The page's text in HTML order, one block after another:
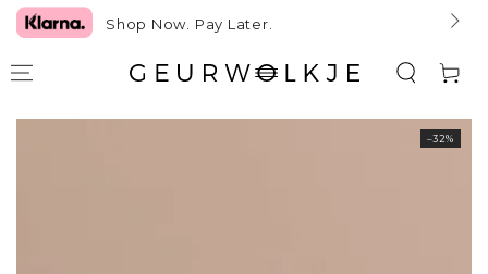
GA NAAR TEKSTShop Now. Pay Later.
–32%